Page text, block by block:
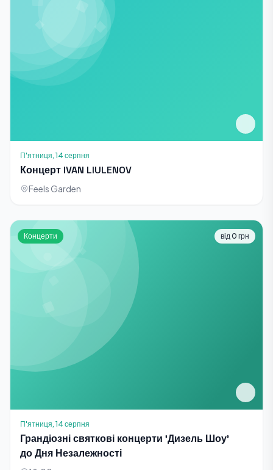
П'ятниця, 14 серпня
Концерт IVAN LIULENOV
Feels Garden
Концерти від 0 грн
П'ятниця, 14 серпня
Грандіозні святкові концерти 'Дизель Шоу'
до Дня Незалежності